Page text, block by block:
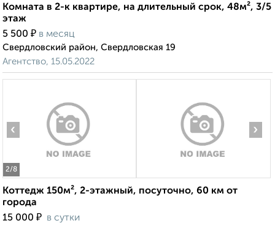
Комната в 2-к квартире, на длительный срок, 48м², 3/5
этаж
5 500 ₽ в месяц
Свердловский район, Свердловская 19
Агентство, 15.05.2022
2/8
‹ ›
Коттедж 150м², 2-этажный, посуточно, 60 км от
города
15 000 ₽ в сутки